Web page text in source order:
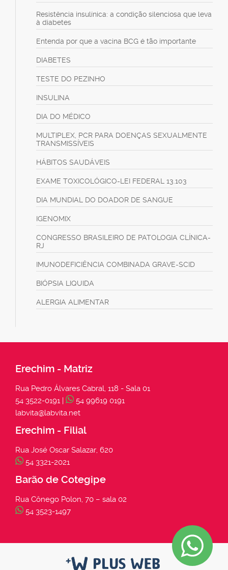
Resistência insulínica: a condição silenciosa que leva
à diabetes
Entenda por que a vacina BCG é tão importante
DIABETES
TESTE DO PEZINHO
INSULINA
DIA DO MÉDICO
MULTIPLEX, PCR PARA DOENÇAS SEXUALMENTE
TRANSMISSÍVEIS
HÁBITOS SAUDÁVEIS
EXAME TOXICOLÓGICO-LEI FEDERAL 13.103
DIA MUNDIAL DO DOADOR DE SANGUE
IGENOMIX
CONGRESSO BRASILEIRO DE PATOLOGIA CLÍNICA-
RJ
IMUNODEFICIÊNCIA COMBINADA GRAVE-SCID
BIÓPSIA LIQUIDA
ALERGIA ALIMENTAR
Erechim - Matriz
Rua Pedro Álvares Cabral, 118 - Sala 01
54 3522-0191 |
54 99619 0191
labvita@labvita.net
Erechim - Filial
Rua José Oscar Salazar, 620
54 3321-2021
Barão de Cotegipe
Rua Cônego Polon, 70 – sala 02
54 3523-1497